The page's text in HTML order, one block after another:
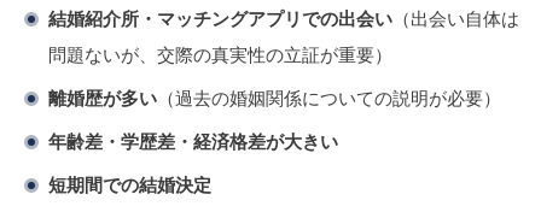
結婚紹介所・マッチングアプリでの出会い （出会い自体は
問題ないが、交際の真実性の立証が重要）
離婚歴が多い （過去の婚姻関係についての説明が必要）
年齢差・学歴差・経済格差が大きい
短期間での結婚決定